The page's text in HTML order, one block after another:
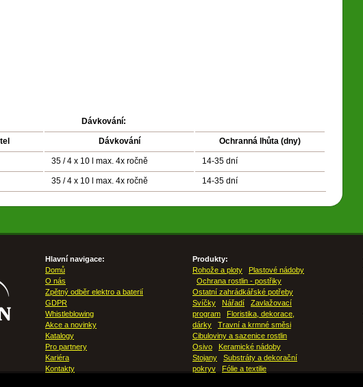
Dávkování:
Dávkování Ochranná lhůta (dny)
35 / 4 x 10 l max. 4x ročně 14-35 dní
35 / 4 x 10 l max. 4x ročně 14-35 dní
Hlavní navigace:
Domů
O nás
Zpětný odběr elektro a baterií
GDPR
Whistleblowing
Akce a novinky
Katalogy
Pro partnery
Kariéra
Kontakty
Produkty:
Rohože a ploty
Plastové nádoby
Ochrana rostlin - postřiky
Ostatní zahrádkářské potřeby
Svíčky
Nářadí
Zavlažovací
program
Floristika, dekorace,
dárky
Travní a krmné směsi
Cibuloviny a sazenice rostlin
Osivo
Keramické nádoby
Stojany
Substráty a dekorační
pokryv
Fólie a textilie